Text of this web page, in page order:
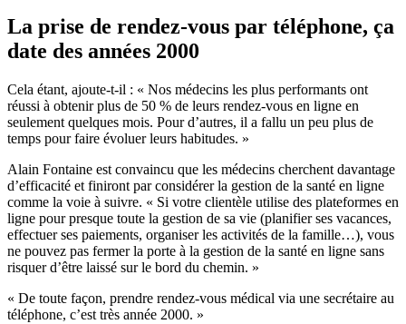
La prise de rendez-vous par téléphone, ça
date des années 2000
Cela étant, ajoute-t-il : « Nos médecins les plus performants ont
réussi à obtenir plus de 50 % de leurs rendez-vous en ligne en
seulement quelques mois. Pour d’autres, il a fallu un peu plus de
temps pour faire évoluer leurs habitudes. »
Alain Fontaine est convaincu que les médecins cherchent davantage
d’efficacité et finiront par considérer la gestion de la santé en ligne
comme la voie à suivre. « Si votre clientèle utilise des plateformes en
ligne pour presque toute la gestion de sa vie (planifier ses vacances,
effectuer ses paiements, organiser les activités de la famille…), vous
ne pouvez pas fermer la porte à la gestion de la santé en ligne sans
risquer d’être laissé sur le bord du chemin. »
« De toute façon, prendre rendez-vous médical via une secrétaire au
téléphone, c’est très année 2000. »